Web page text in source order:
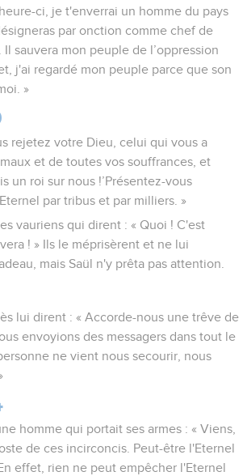
ci, je t'enverrai un homme du pays
par onction comme chef de
sauvera mon peuple de l’oppression
j'ai regardé mon peuple parce que son
»
rejetez votre Dieu, celui qui vous a
et de toutes vos souffrances, et
un roi sur nous !’Présentez-vous
par tribus et par milliers. »
vauriens qui dirent : « Quoi ! C'est
! » Ils le méprisèrent et ne lui
mais Saül n'y prêta pas attention.
lui dirent : « Accorde-nous une trêve de
envoyions des messagers dans tout le
ne vient nous secourir, nous
homme qui portait ses armes : « Viens,
de ces incirconcis. Peut-être l'Eternel
effet, rien ne peut empêcher l'Eternel